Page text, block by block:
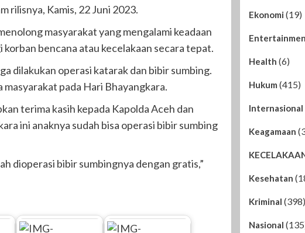
rilisnya, Kamis, 22 Juni 2023.
masyarakat yang mengalami keadaan
bencana atau kecelakaan secara tepat.
dilakukan operasi katarak dan bibir sumbing.
pada Hari Bhayangkara.
terima kasih kepada Kapolda Aceh dan
ini anaknya sudah bisa operasi bibir sumbing
dioperasi bibir sumbingnya dengan gratis,”
Ekonomi (19)
Health (6)
Hukum (415)
Internasional
Keagamaan
Kesehatan
Kriminal (398)
Nasional